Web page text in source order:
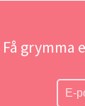
Få grymma